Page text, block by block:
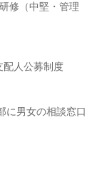
修（中堅・管理
に男女の相談窓口